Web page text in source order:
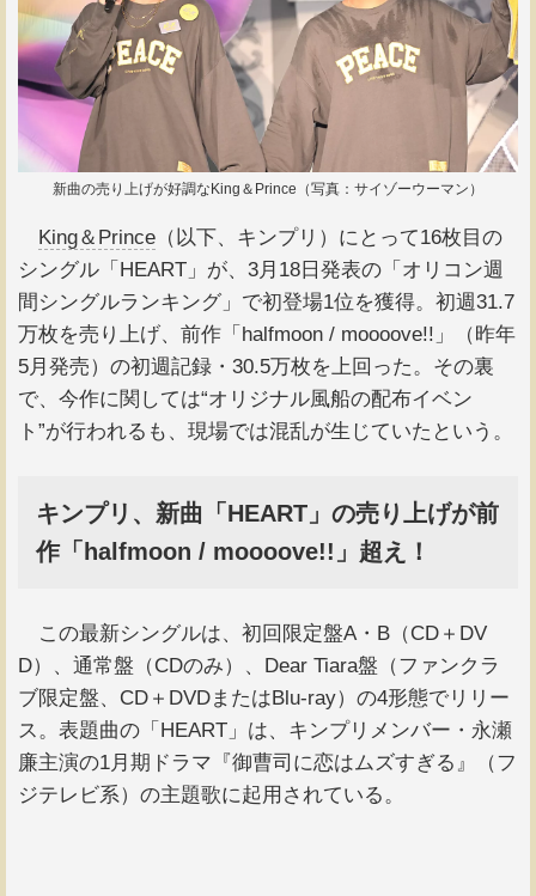
新曲の売り上げが好調なKing＆Prince（写真：サイゾーウーマン）
King＆Prince （以下、キンプリ）にとって16枚目の
シングル「HEART」が、3月18日発表の「オリコン週
間シングルランキング」で初登場1位を獲得。初週31.7
万枚を売り上げ、前作「halfmoon / moooove!!」（昨年
5月発売）の初週記録・30.5万枚を上回った。その裏
で、今作に関しては“オリジナル風船の配布イベン
ト”が行われるも、現場では混乱が生じていたという。
キンプリ、新曲「HEART」の売り上げが前
作「halfmoon / moooove!!」超え！
この最新シングルは、初回限定盤A・B（CD＋DV
D）、通常盤（CDのみ）、Dear Tiara盤（ファンクラ
ブ限定盤、CD＋DVDまたはBlu-ray）の4形態でリリー
ス。表題曲の「HEART」は、キンプリメンバー・永瀬
廉主演の1月期ドラマ『御曹司に恋はムズすぎる』（フ
ジテレビ系）の主題歌に起用されている。